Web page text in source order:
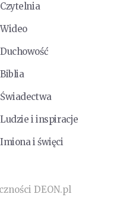
Czytelnia
Wideo
Duchowość
Biblia
Świadectwa
Ludzie i inspiracje
Imiona i święci
DEON.pl